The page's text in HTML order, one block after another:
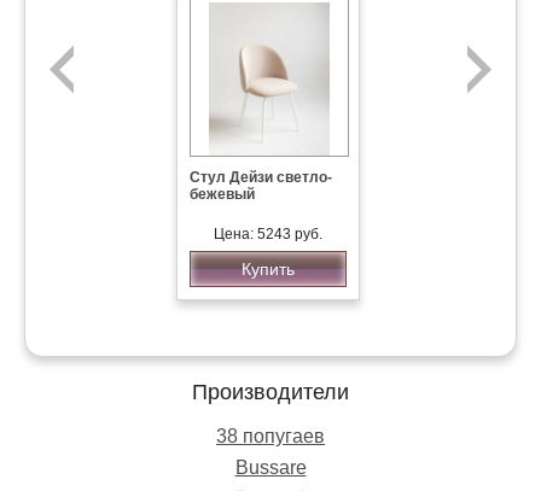
BELLO1
Цена: 68400 руб.
Купить
Стул Дейзи светло-
бежевый
Цена: 5243 руб.
Купить
Производители
38 попугаев
Bussare